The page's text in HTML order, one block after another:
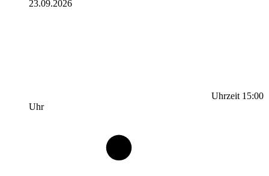
23.09.2026
Uhrzeit 15:00
Uhr